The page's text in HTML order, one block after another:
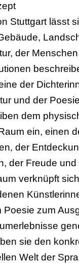
Stuttgart lässt
der
der
und der
dem
ein, einen
der
der Freude
verknüpft
Poesie zum
sie den
Welt der